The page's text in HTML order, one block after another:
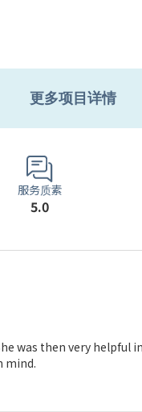
更多项目详情
服务质素
5.0
was then very
mind.